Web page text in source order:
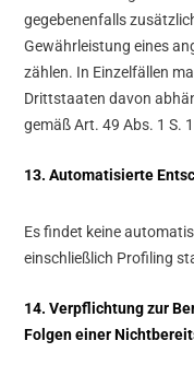
gegebenenfalls
Gewährleistung eines
zählen. In Einzelfällen
Drittstaaten davon
gemäß Art. 49 Abs. 1 S.
13. Automatisierte
Es findet keine
einschließlich Profiling
14. Verpflichtung zur
Folgen einer